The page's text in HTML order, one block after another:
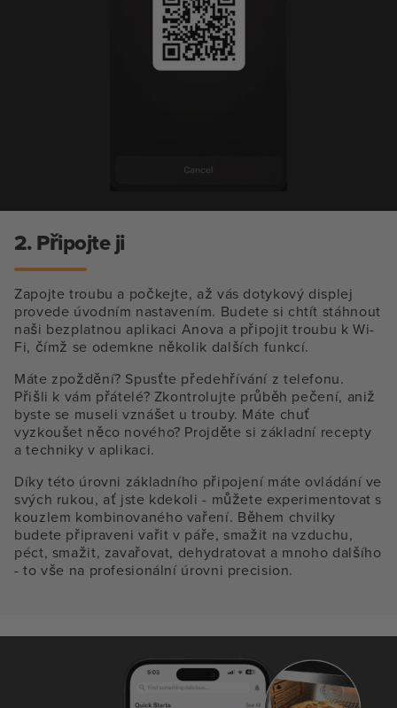
2. Připojte ji
Zapojte troubu a počkejte, až vás dotykový displej
provede úvodním nastavením. Budete si chtít stáhnout
naši bezplatnou aplikaci Anova a připojit troubu k Wi-
Fi, čímž se odemkne několik dalších funkcí.
Máte zpoždění? Spusťte předehřívání z telefonu.
Přišli k vám přátelé? Zkontrolujte průběh pečení, aniž
byste se museli vznášet u trouby. Máte chuť
vyzkoušet něco nového? Projděte si základní recepty
a techniky v aplikaci.
Díky této úrovni základního připojení máte ovládání ve
svých rukou, ať jste kdekoli - můžete experimentovat s
kouzlem kombinovaného vaření. Během chvilky
budete připraveni vařit v páře, smažit na vzduchu,
péct, smažit, zavařovat, dehydratovat a mnoho dalšího
- to vše na profesionální úrovni precision.